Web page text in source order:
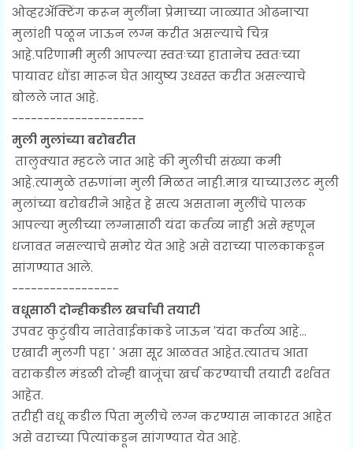
ओव्हरॲक्टिंग करून मुलींना प्रेमाच्या जाळ्यात ओढनाऱ्या
मुलांशी पळून जाऊन लग्न करीत असल्याचे चित्र
आहे.परिणामी मुली आपल्या स्वतःच्या हातानेच स्वतःच्या
पायावर धोंडा मारून घेत आयुष्य उध्वस्त करीत असल्याचे
बोलले जात आहे.
---------------------
मुली मुलांच्या बरोबरीत
तालुक्यात म्हटले जात आहे की मुलीची संख्या कमी
आहे.त्यामुळे तरुणांना मुली मिळत नाही.मात्र याच्याउलट मुली
मुलांच्या बरोबरीने आहेत हे सत्य असताना मुलींचे पालक
आपल्या मुलीच्या लग्नासाठी यंदा कर्तव्य नाही असे म्हणून
धजावत नसल्याचे समोर येत आहे असे वराच्या पालकाकडून
सांगण्यात आले.
-----------------
वधूसाठी दोन्हीकडील खर्चाची तयारी
उपवर कुटुंबीय नातेवाईकांकडे जाऊन 'यंदा कर्तव्य आहे...
एखादी मुलगी पहा ' असा सूर आळवत आहेत.त्यातच आता
वराकडील मंडळी दोन्ही बाजूंचा खर्च करण्याची तयारी दर्शवत
आहेत.
तरीही वधू कडील पिता मुलीचे लग्न करण्यास नाकारत आहेत
असे वराच्या पित्यांकडून सांगण्यात येत आहे.